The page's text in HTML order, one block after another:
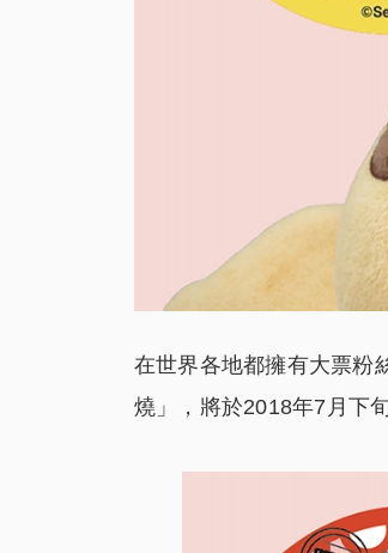
在世界各地都擁有大票粉
燒」，將於2018年7月下